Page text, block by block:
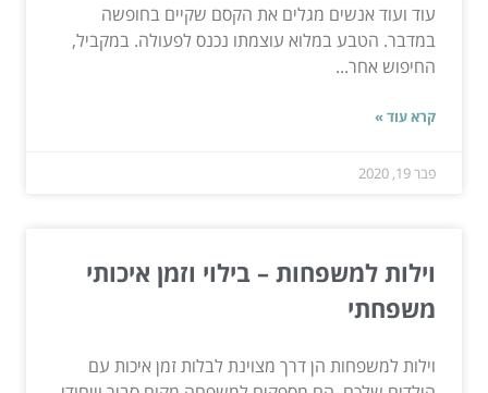
עוד ועוד אנשים מגלים את הקסם שקיים בחופשה
במדבר. הטבע במלוא עוצמתו נכנס לפעולה. במקביל,
החיפוש אחר...
קרא עוד »
פבר 19, 2020
וילות למשפחות – בילוי וזמן איכותי
משפחתי
וילות למשפחות הן דרך מצוינת לבלות זמן איכות עם